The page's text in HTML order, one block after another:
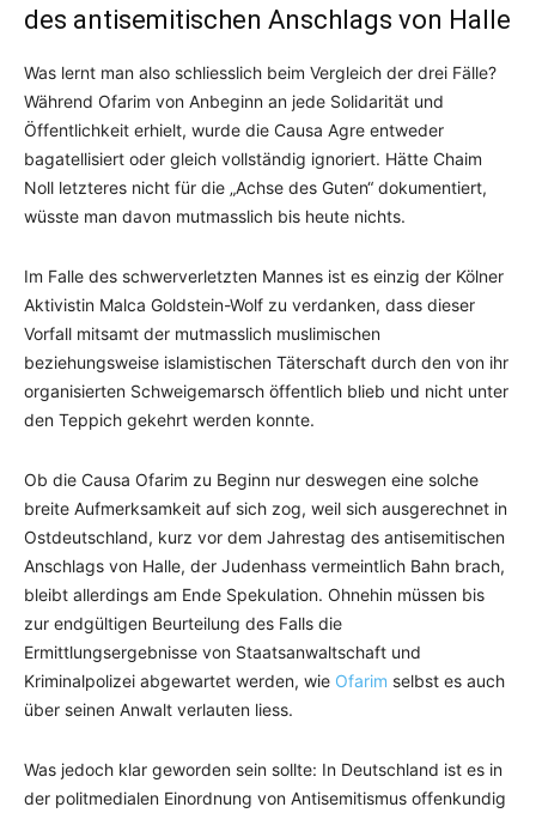
des antisemitischen Anschlags von Halle
Was lernt man also schliesslich beim Vergleich der drei Fälle?
Während Ofarim von Anbeginn an jede Solidarität und
Öffentlichkeit erhielt, wurde die Causa Agre entweder
bagatellisiert oder gleich vollständig ignoriert. Hätte Chaim
Noll letzteres nicht für die „Achse des Guten“ dokumentiert,
wüsste man davon mutmasslich bis heute nichts.
Im Falle des schwerverletzten Mannes ist es einzig der Kölner
Aktivistin Malca Goldstein-Wolf zu verdanken, dass dieser
Vorfall mitsamt der mutmasslich muslimischen
beziehungsweise islamistischen Täterschaft durch den von ihr
organisierten Schweigemarsch öffentlich blieb und nicht unter
den Teppich gekehrt werden konnte.
Ob die Causa Ofarim zu Beginn nur deswegen eine solche
breite Aufmerksamkeit auf sich zog, weil sich ausgerechnet in
Ostdeutschland, kurz vor dem Jahrestag des antisemitischen
Anschlags von Halle, der Judenhass vermeintlich Bahn brach,
bleibt allerdings am Ende Spekulation. Ohnehin müssen bis
zur endgültigen Beurteilung des Falls die
Ermittlungsergebnisse von Staatsanwaltschaft und
Kriminalpolizei abgewartet werden, wie Ofarim selbst es auch
über seinen Anwalt verlauten liess.
Was jedoch klar geworden sein sollte: In Deutschland ist es in
der politmedialen Einordnung von Antisemitismus offenkundig